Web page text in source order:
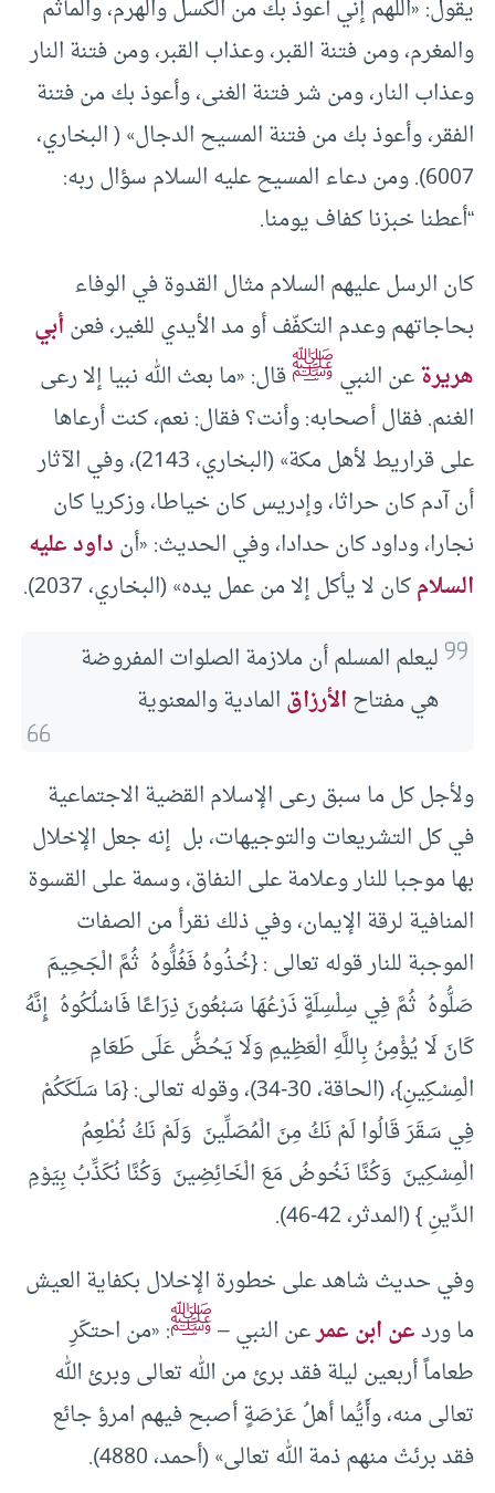
يقول: «اللهم إني أعوذ بك من الكسل والهرم، والمأثم
والمغرم، ومن فتنة القبر، وعذاب القبر، ومن فتنة النار
وعذاب النار، ومن شر فتنة الغنى، وأعوذ بك من فتنة
‌الفقر، وأعوذ بك من فتنة المسيح الدجال» ( البخاري،
6007). ومن دعاء المسيح عليه السلام سؤال ربه:
“أعطنا خبزنا كفاف يومنا.
كان الرسل عليهم السلام مثال القدوة في الوفاء
بحاجاتهم وعدم التكفّف أو مد الأيدي للغير، فعنأبي
هريرةعن النبيﷺقال: «ما بعث الله نبيا ‌إلا ‌رعى
‌الغنم. فقال أصحابه: وأنت؟ فقال: نعم، كنت أرعاها
على قراريط لأهل مكة» (البخاري، 2143)، وفي الآثار
أن آدم كان حراثا، وإدريس كان خياطا، وزكريا كان
نجارا، وداود كان حدادا، وفي الحديث: «أنداود عليه
السلام‌كان ‌لا ‌يأكل إلا من عمل يده» (البخاري، 2037).
ليعلم المسلم أن ملازمة الصلوات المفروضة
هي مفتاحالأرزاقالمادية والمعنوية
ولأجل كل ما سبق رعى الإسلام القضية الاجتماعية
في كل التشريعات والتوجيهات، بل إنه جعل الإخلال
بها موجبا للنار وعلامة على النفاق، وسمة على القسوة
المنافية لرقة الإيمان، وفي ذلك نقرأ من الصفات
الموجبة للنار قوله تعالى : {خُذُوهُ فَغُلُّوهُ ثُمَّ الْجَحِيمَ
صَلُّوهُ ثُمَّ فِي سِلْسِلَةٍ ذَرْعُهَا سَبْعُونَ ذِرَاعًا فَاسْلُكُوهُ إِنَّهُ
كَانَ لَا يُؤْمِنُ بِاللَّهِ الْعَظِيمِ وَلَا يَحُضُّ عَلَى طَعَامِ
الْمِسْكِينِ}، (الحاقة، 30-34)، وقوله تعالى: {مَا سَلَكَكُمْ
فِي سَقَرَ قَالُوا لَمْ نَكُ مِنَ الْمُصَلِّينَ وَلَمْ نَكُ نُطْعِمُ
الْمِسْكِينَ وَكُنَّا نَخُوضُ مَعَ الْخَائِضِينَ وَكُنَّا نُكَذِّبُ بِيَوْمِ
الدِّينِ } (المدثر، 42-46).
وفي حديث شاهد على خطورة الإخلال بكفاية العيش
ما وردعن ابن عمرعن النبي –ﷺ: «من احتكَرِ
طعاماً أربعين ليلة فقد برئ من الله تعالى وبرئ الله
تعالى منه، وأَيُّما أهلُ ‌عَرْصَةٍ أصبح فيهم امرؤ جائع
فقد برئتْ منهم ذمة الله تعالى» (أحمد، 4880).